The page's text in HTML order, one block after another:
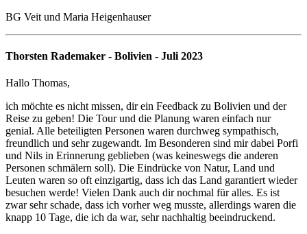
BG Veit und Maria Heigenhauser
Thorsten Rademaker - Bolivien - Juli 2023
Hallo Thomas,
ich möchte es nicht missen, dir ein Feedback zu Bolivien und der
Reise zu geben! Die Tour und die Planung waren einfach nur
genial. Alle beteiligten Personen waren durchweg sympathisch,
freundlich und sehr zugewandt. Im Besonderen sind mir dabei Porfi
und Nils in Erinnerung geblieben (was keineswegs die anderen
Personen schmälern soll). Die Eindrücke von Natur, Land und
Leuten waren so oft einzigartig, dass ich das Land garantiert wieder
besuchen werde! Vielen Dank auch dir nochmal für alles. Es ist
zwar sehr schade, dass ich vorher weg musste, allerdings waren die
knapp 10 Tage, die ich da war, sehr nachhaltig beeindruckend.